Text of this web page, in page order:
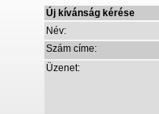
Új kívánság kérése
Név:
Szám címe:
Üzenet: